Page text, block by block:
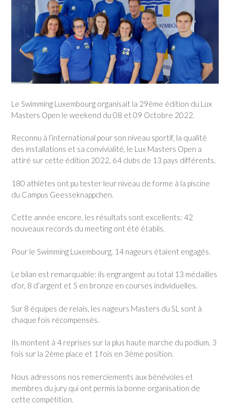
Le Swimming Luxembourg organisait la 29ème édition du Lux
Masters Open le weekend du 08 et 09 Octobre 2022.
Reconnu à l’international pour son niveau sportif, la qualité
des installations et sa convivialité, le Lux Masters Open a
attiré sur cette édition 2022, 64 clubs de 13 pays différents.
180 athlètes ont pu tester leur niveau de forme à la piscine
du Campus Geesseknappchen.
Cette année encore, les résultats sont excellents: 42
nouveaux records du meeting ont été établis.
Pour le Swimming Luxembourg, 14 nageurs étaient engagés.
Le bilan est remarquable: ils engrangent au total 13 médailles
d’or, 8 d’argent et 5 en bronze en courses individuelles.
Sur 8 équipes de relais, les nageurs Masters du SL sont à
chaque fois récompensés.
Ils montent à 4 reprises sur la plus haute marche du podium, 3
fois sur la 2ème place et 1 fois en 3ème position.
Nous adressons nos remerciements aux bénévoles et
membres du jury qui ont permis la bonne organisation de
cette compétition.